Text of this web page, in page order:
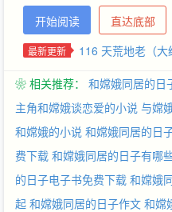
强大的武力值，他终一骑绝尘
吴刚、猪八戒，神马都是浮云
火，换你一世迷离~哦~人家是
开始阅读 直达底部
最新更新 116 天荒地老（大
❀ 相关推荐： 和嫦娥同居的日
主角和嫦娥谈恋爱的小说 与嫦
和嫦娥的小说 和嫦娥同居的日
费下载 和嫦娥同居的日子有哪
的日子电子书免费下载 和嫦娥
起 和嫦娥同居的日子作文 和嫦